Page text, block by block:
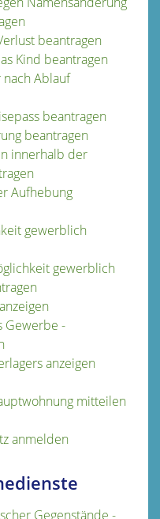
beantragen
Kind beantragen
nach Ablauf
beantragen
beantragen
innerhalb der
Aufhebung
gewerblich
gewerblich
Gewerbe -
anzeigen
mitteilen
anmelden
Gegenstände -